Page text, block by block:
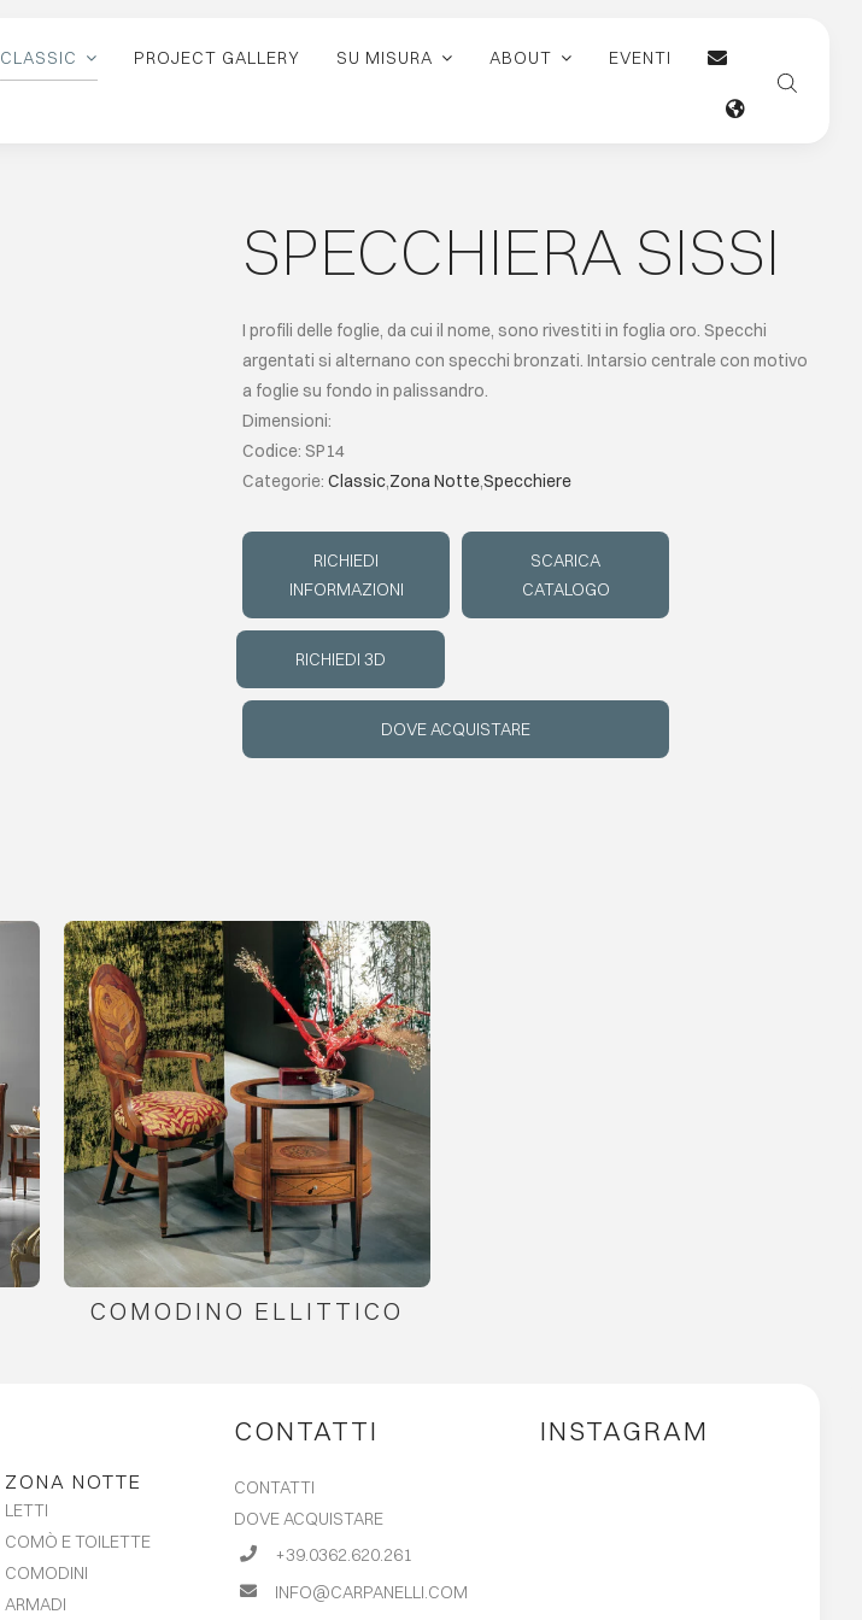
CLASSIC PROJECT GALLERY SU MISURA ABOUT EVENTI
SPECCHIERA SISSI
I profili delle foglie, da cui il nome, sono rivestiti in foglia oro. Specchi
argentati si alternano con specchi bronzati. Intarsio centrale con motivo
a foglie su fondo in palissandro.
Dimensioni:
Codice: SP14
Categorie: Classic,Zona Notte,Specchiere
RICHIEDI
INFORMAZIONI
SCARICA
CATALOGO
RICHIEDI 3D
DOVE ACQUISTARE
COMODINO ELLITTICO
CONTATTI INSTAGRAM
ZONA NOTTE
LETTI
COMÒ E TOILETTE
COMODINI
ARMADI
CONTATTI
DOVE ACQUISTARE
+39.0362.620.261
INFO@CARPANELLI.COM